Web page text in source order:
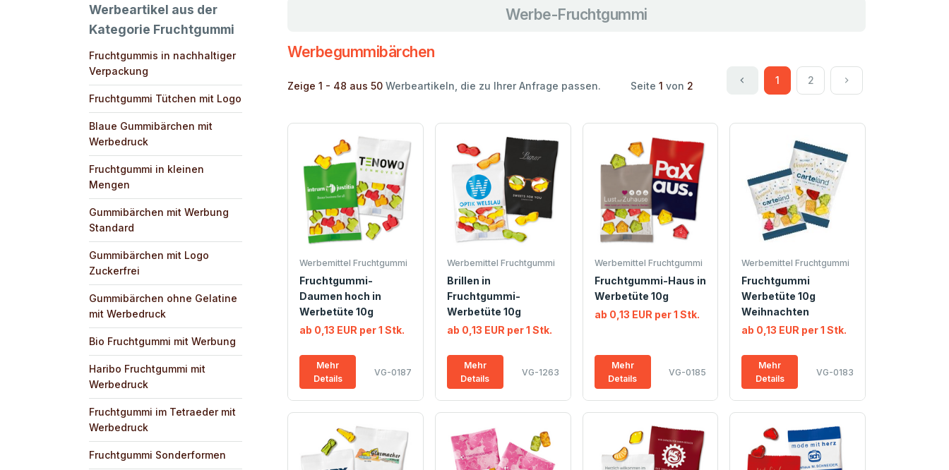
Werbeartikel aus der
Kategorie Fruchtgummi
Fruchtgummis in nachhaltiger
Verpackung
Fruchtgummi Tütchen mit Logo
Blaue Gummibärchen mit
Werbedruck
Fruchtgummi in kleinen
Mengen
Gummibärchen mit Werbung
Standard
Gummibärchen mit Logo
Zuckerfrei
Gummibärchen ohne Gelatine
mit Werbedruck
Bio Fruchtgummi mit Werbung
Haribo Fruchtgummi mit
Werbedruck
Fruchtgummi im Tetraeder mit
Werbedruck
Fruchtgummi Sonderformen
Werbe-Fruchtgummi
Werbegummibärchen
Zeige 1 - 48 aus 50 Werbeartikeln, die zu Ihrer Anfrage passen. Seite1 von 2 1 2
Werbemittel Fruchtgummi
Fruchtgummi-
Daumen hoch in
Werbetüte 10g
ab 0,13 EUR per 1 Stk.
Mehr
Details
VG-0187
Werbemittel Fruchtgummi
Brillen in
Fruchtgummi-
Werbetüte 10g
ab 0,13 EUR per 1 Stk.
Mehr
Details
VG-1263
Werbemittel Fruchtgummi
Fruchtgummi-Haus in
Werbetüte 10g
ab 0,13 EUR per 1 Stk.
Mehr
Details
VG-0185
Werbemittel Fruchtgummi
Fruchtgummi
Werbetüte 10g
Weihnachten
ab 0,13 EUR per 1 Stk.
Mehr
Details
VG-0183